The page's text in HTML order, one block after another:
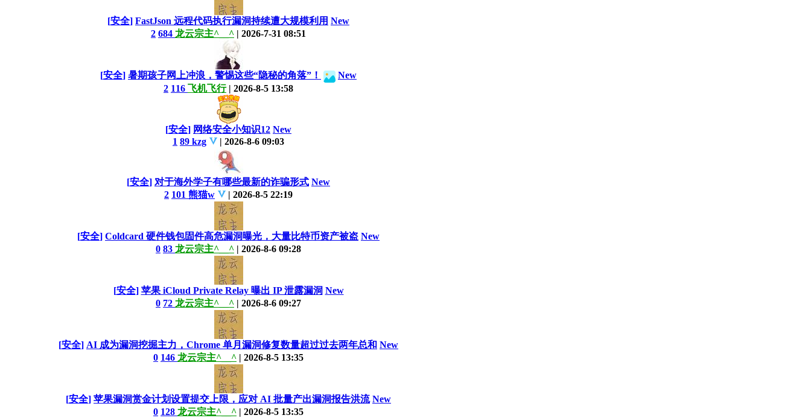
[安全] FastJson 远程代码执行漏洞持续遭大规模利用 New
2 684 龙云宗主^__^ | 2026-7-31 08:51
[安全] 暑期孩子网上冲浪，警惕这些“隐秘的角落”！
New
2 116 飞机飞行 | 2026-8-5 13:58
[安全] 网络安全小知识12 New
1 89 kzg | 2026-8-6 09:03
[安全] 对于海外学子有哪些最新的诈骗形式 New
2 101 熊猫w | 2026-8-5 22:19
[安全] Coldcard 硬件钱包固件高危漏洞曝光，大量比特币资产被盗 New
0 83 龙云宗主^__^ | 2026-8-6 09:28
[安全] 苹果 iCloud Private Relay 曝出 IP 泄露漏洞 New
0 72 龙云宗主^__^ | 2026-8-6 09:27
[安全] AI 成为漏洞挖掘主力，Chrome 单月漏洞修复数量超过过去两年总和 New
0 146 龙云宗主^__^ | 2026-8-5 13:35
[安全] 苹果漏洞赏金计划设置提交上限，应对 AI 批量产出漏洞报告洪流 New
0 128 龙云宗主^__^ | 2026-8-5 13:35